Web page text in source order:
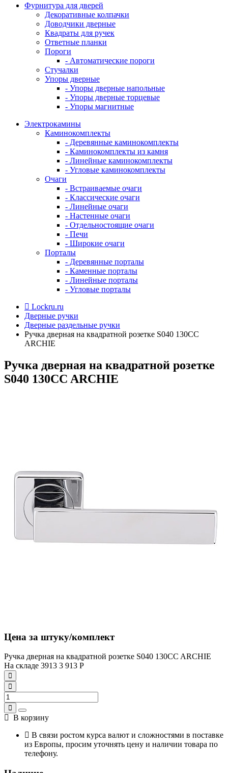
Фурнитура для дверей
Декоративные колпачки
Доводчики дверные
Квадраты для ручек
Ответные планки
Пороги
- Автоматические пороги
Стучалки
Упоры дверные
- Упоры дверные напольные
- Упоры дверные торцевые
- Упоры магнитные
Электрокамины
Каминокомплекты
- Деревянные каминокомплекты
- Каминокомплекты из камня
- Линейные каминокомплекты
- Угловые каминокомплекты
Очаги
- Встраиваемые очаги
- Классические очаги
- Линейные очаги
- Настенные очаги
- Отдельностоящие очаги
- Печи
- Широкие очаги
Порталы
- Деревянные порталы
- Каменные порталы
- Линейные порталы
- Угловые порталы
Lockru.ru
Дверные ручки
Дверные раздельные ручки
Ручка дверная на квадратной розетке S040 130CC
ARCHIE
Ручка дверная на квадратной розетке
S040 130CC ARCHIE
Цена за штуку/комплект
Ручка дверная на квадратной розетке S040 130CC ARCHIE
На складе 3913 3 913 Р
В корзину
В связи ростом курса валют и сложностями в поставке
из Европы, просим уточнять цену и наличии товара по
телефону.